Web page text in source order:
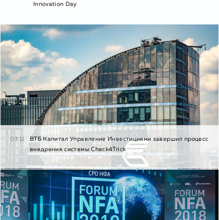
Innovation Day
03.11
ВТБ Капитал Управление Инвестициями завершил процесс
внедрения системы Check4Trick